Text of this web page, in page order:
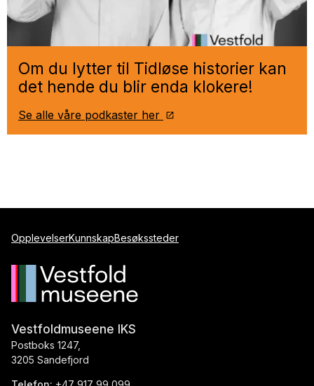
Om du lytter til Tidløse historier kan
det hende du blir enda klokere!
Se alle våre podkaster her
OpplevelserKunnskapBesøkssteder
Vestfoldmuseene IKS
Postboks 1247,
3205 Sandefjord